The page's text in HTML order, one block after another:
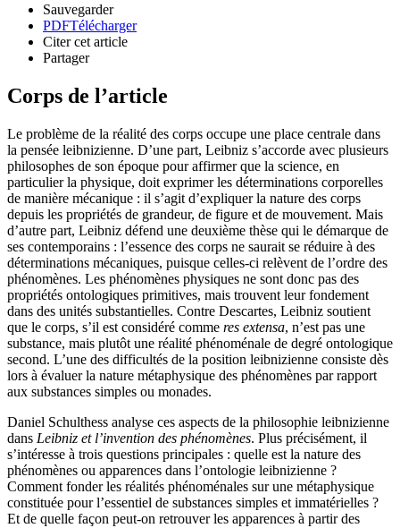
Sauvegarder
PDFTélécharger
Citer cet article
Partager
Corps de l’article
Le problème de la réalité des corps occupe une place centrale dans
la pensée leibnizienne. D’une part, Leibniz s’accorde avec plusieurs
philosophes de son époque pour affirmer que la science, en
particulier la physique, doit exprimer les déterminations corporelles
de manière mécanique : il s’agit d’expliquer la nature des corps
depuis les propriétés de grandeur, de figure et de mouvement. Mais
d’autre part, Leibniz défend une deuxième thèse qui le démarque de
ses contemporains : l’essence des corps ne saurait se réduire à des
déterminations mécaniques, puisque celles-ci relèvent de l’ordre des
phénomènes. Les phénomènes physiques ne sont donc pas des
propriétés ontologiques primitives, mais trouvent leur fondement
dans des unités substantielles. Contre Descartes, Leibniz soutient
que le corps, s’il est considéré comme res extensa, n’est pas une
substance, mais plutôt une réalité phénoménale de degré ontologique
second. L’une des difficultés de la position leibnizienne consiste dès
lors à évaluer la nature métaphysique des phénomènes par rapport
aux substances simples ou monades.
Daniel Schulthess analyse ces aspects de la philosophie leibnizienne
dans Leibniz et l’invention des phénomènes. Plus précisément, il
s’intéresse à trois questions principales : quelle est la nature des
phénomènes ou apparences dans l’ontologie leibnizienne ?
Comment fonder les réalités phénoménales sur une métaphysique
constituée pour l’essentiel de substances simples et immatérielles ?
Et de quelle façon peut-on retrouver les apparences à partir des